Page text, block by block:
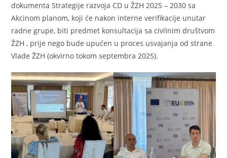
dokumenta Strategije razvoja CD u ŽZH 2025 – 2030 sa
Akcinom planom, koji će nakon interne verifikacije unutar
radne grupe, biti predmet konsultacija sa civilnim društvom
ŽZH , prije nego bude upućen u proces usvajanja od strane
Vlade ŽZH (okvirno tokom septembra 2025).